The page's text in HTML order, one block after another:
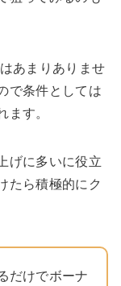
あまりありませ
で条件としては
す。
げに多いに役立
たら積極的にク
だけでボーナ